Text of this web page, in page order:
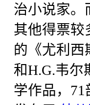
治小说家。
其他得票较
的《尤利西
和H.G.韦尔
学作品，